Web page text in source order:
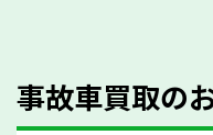
あるため、まずは徳
てお気軽にご相談く
事故車買取の